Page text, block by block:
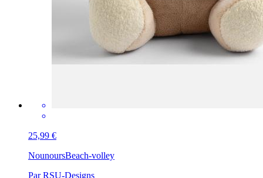
25,99 €
NounoursBeach-volley
Par RSU-Designs